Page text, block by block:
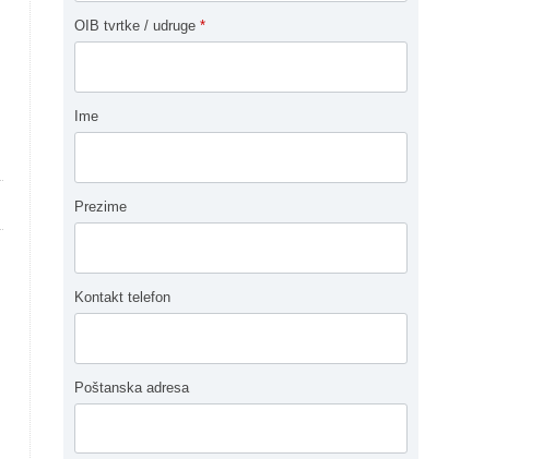
OIB tvrtke / udruge *
Ime
Prezime
Kontakt telefon
Poštanska adresa